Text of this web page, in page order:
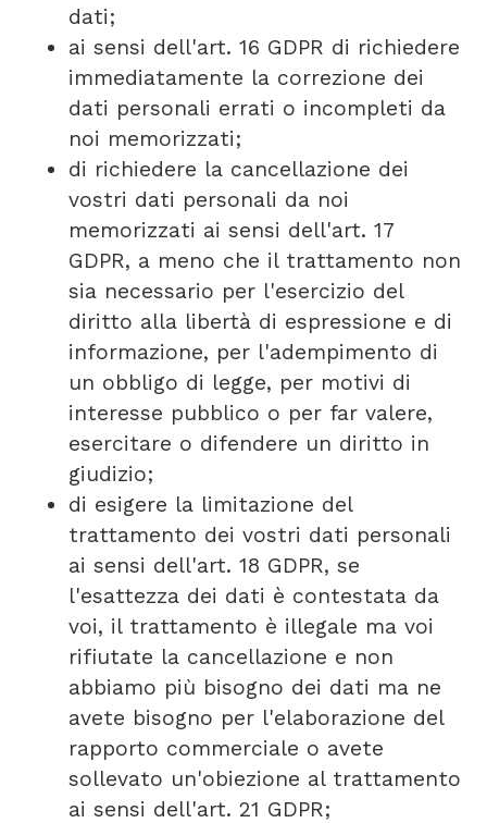
dati;
ai sensi dell'art. 16 GDPR di richiedere
immediatamente la correzione dei
dati personali errati o incompleti da
noi memorizzati;
di richiedere la cancellazione dei
vostri dati personali da noi
memorizzati ai sensi dell'art. 17
GDPR, a meno che il trattamento non
sia necessario per l'esercizio del
diritto alla libertà di espressione e di
informazione, per l'adempimento di
un obbligo di legge, per motivi di
interesse pubblico o per far valere,
esercitare o difendere un diritto in
giudizio;
di esigere la limitazione del
trattamento dei vostri dati personali
ai sensi dell'art. 18 GDPR, se
l'esattezza dei dati è contestata da
voi, il trattamento è illegale ma voi
rifiutate la cancellazione e non
abbiamo più bisogno dei dati ma ne
avete bisogno per l'elaborazione del
rapporto commerciale o avete
sollevato un'obiezione al trattamento
ai sensi dell'art. 21 GDPR;